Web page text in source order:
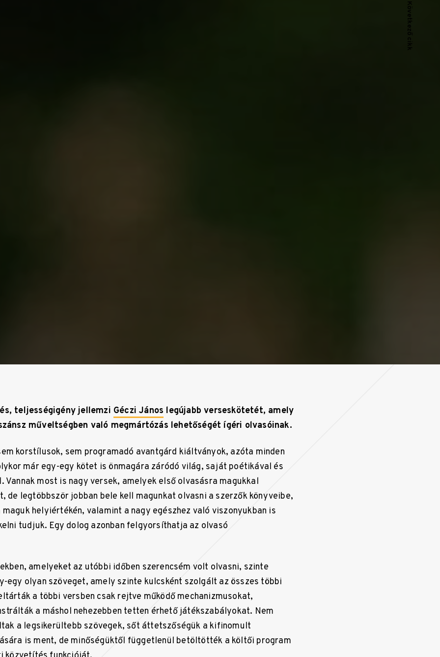
teljességigény jellemzi Géczi János legújabb verseskötetét, amely
műveltségben való megmártózás lehetőségét ígéri olvasóinak.
korstílusok, sem programadó avantgárd kiáltványok, azóta minden
már egy-egy kötet is önmagára záródó világ, saját poétikával és
Vannak most is nagy versek, amelyek első olvasásra magukkal
de legtöbbször jobban bele kell magunkat olvasni a szerzők könyveibe,
helyiértékén, valamint a nagy egészhez való viszonyukban is
tudjuk. Egy dolog azonban felgyorsíthatja az olvasó
amelyeket az utóbbi időben szerencsém volt olvasni, szinte
egy olyan szöveget, amely szinte kulcsként szolgált az összes többi
a többi versben csak rejtve működő mechanizmusokat,
a máshol nehezebben tetten érhető játékszabályokat. Nem
a legsikerültebb szövegek, sőt áttetszőségük a kifinomult
is ment, de minőségüktől függetlenül betöltötték a költői program
Következő cikk